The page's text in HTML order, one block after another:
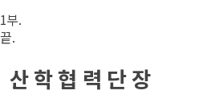
1부.
끝.
산 학 협 력 단 장